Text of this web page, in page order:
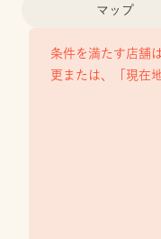
マップ
条件を満たす店舗
更または、「現在